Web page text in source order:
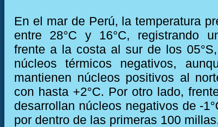
En el mar de Perú, la temperatura
entre 28°C y 16°C, registrando
frente a la costa al sur de los
núcleos térmicos negativos,
mantienen núcleos positivos al
con hasta +2°C. Por otro lado,
desarrollan núcleos negativos de -
por dentro de las primeras 100